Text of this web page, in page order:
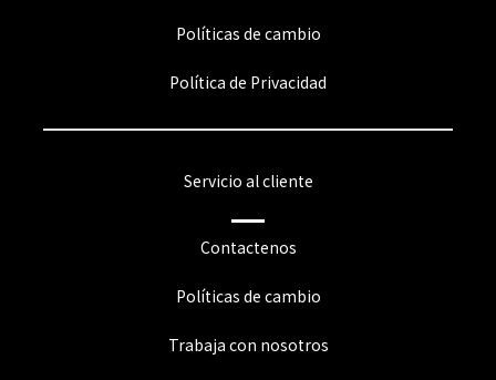
Políticas de cambio
Política de Privacidad
Servicio al cliente
Contactenos
Políticas de cambio
Trabaja con nosotros